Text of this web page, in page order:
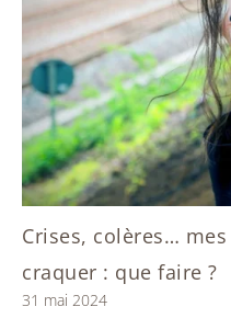
Crises, colères…
craquer : que faire ?
31 mai 2024